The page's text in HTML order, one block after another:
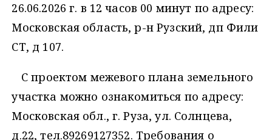
26.06.2026 г. в 12 часов 00 минут по адресу:
Московская область, р-н Рузский, дп Фили
СТ, д 107.
С проектом межевого плана земельного
участка можно ознакомиться по адресу:
Московская обл., г. Руза, ул. Солнцева,
д.22, тел.89269127352. Требования о